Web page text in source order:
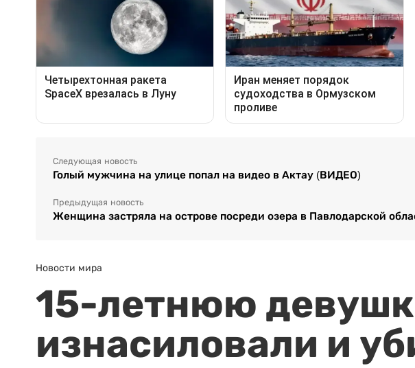
Следующая новость
Голый мужчина на улице попал на видео в Актау (ВИДЕО)
Предыдущая новость
Женщина застряла на острове посреди озера в Павлодарской
Новости мира
15-летнюю
изнасиловали и